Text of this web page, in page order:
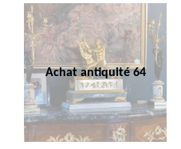
Achat antiquité 64